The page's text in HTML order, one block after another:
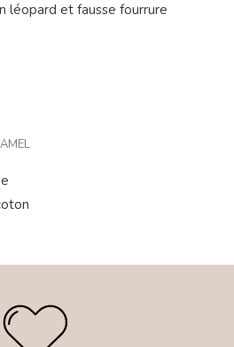
léopard et fausse fourrure